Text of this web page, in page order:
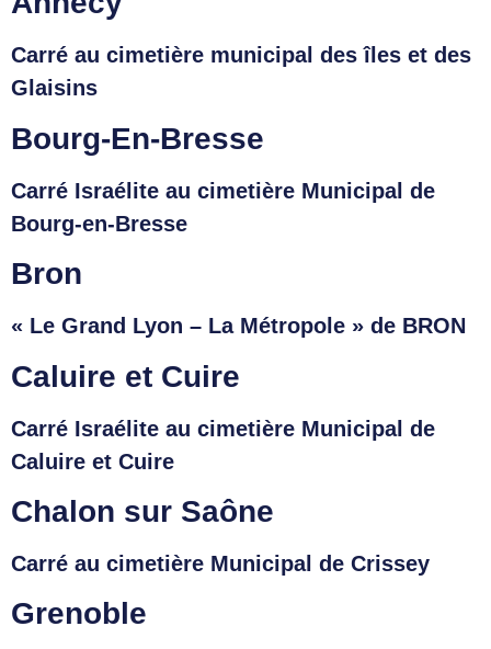
Carré au cimetière municipal des îles et des
Glaisins
Bourg-En-Bresse
Carré Israélite au cimetière Municipal de
Bourg-en-Bresse
Bron
« Le Grand Lyon – La Métropole » de BRON
Caluire et Cuire
Carré Israélite au cimetière Municipal de
Caluire et Cuire
Chalon sur Saône
Carré au cimetière Municipal de Crissey
Grenoble